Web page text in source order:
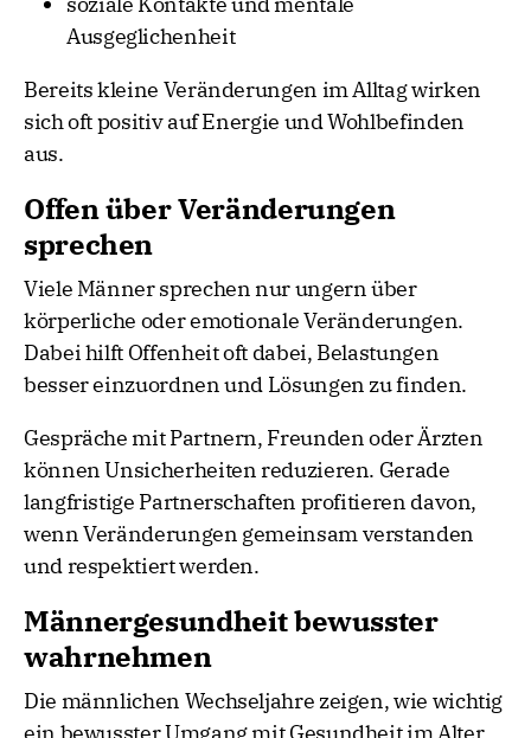
Ausgeglichenheit
Bereits kleine Veränderungen im Alltag wirken
sich oft positiv auf Energie und Wohlbefinden
aus.
Offen über Veränderungen
sprechen
Viele Männer sprechen nur ungern über
körperliche oder emotionale Veränderungen.
Dabei hilft Offenheit oft dabei, Belastungen
besser einzuordnen und Lösungen zu finden.
Gespräche mit Partnern, Freunden oder Ärzten
können Unsicherheiten reduzieren. Gerade
langfristige Partnerschaften profitieren davon,
wenn Veränderungen gemeinsam verstanden
und respektiert werden.
Männergesundheit bewusster
wahrnehmen
Die männlichen Wechseljahre zeigen, wie wichtig